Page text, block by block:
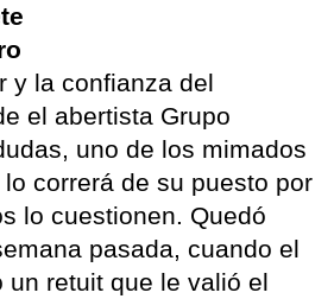
y la confianza del
el abertista Grupo
uno de los mimados
correrá de su puesto por
lo cuestionen. Quedó
pasada, cuando el
un retuit que le valió el